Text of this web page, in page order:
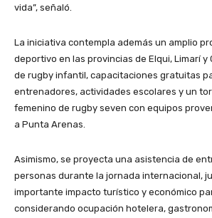
vida”, señaló.
La iniciativa contempla además un amplio
deportivo en las provincias de Elqui, Limarí y
de rugby infantil, capacitaciones gratuitas
entrenadores, actividades escolares y un
femenino de rugby seven con equipos
a Punta Arenas.
Asimismo, se proyecta una asistencia de
personas durante la jornada internacional,
importante impacto turístico y económico
considerando ocupación hotelera,